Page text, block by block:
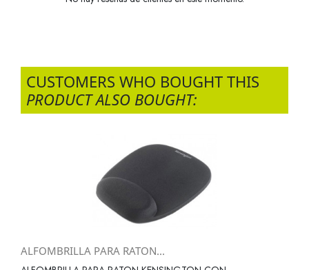
CUSTOMERS WHO BOUGHT THIS
PRODUCT ALSO BOUGHT:
ALFOMBRILLA PARA RATON...